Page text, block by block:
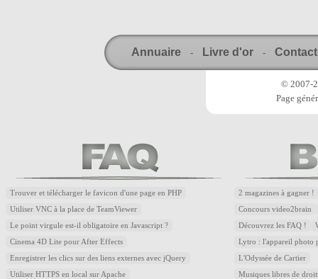
Annuaire - Livre d'or - Contact
© 2007-
Page
Trouver et télécharger le favicon d'une page en PHP
Utiliser VNC à la place de TeamViewer
Le point virgule est-il obligatoire en Javascript ?
Cinema 4D Lite pour After Effects
Enregistrer les clics sur des liens externes avec jQuery
Utiliser HTTPS en local sur Apache
2 magazines à gagner !
Concours video2brain
Découvrez les FAQ !
Lytro : l'appareil photo
L'Odyssée de Cartier
Musiques libres de